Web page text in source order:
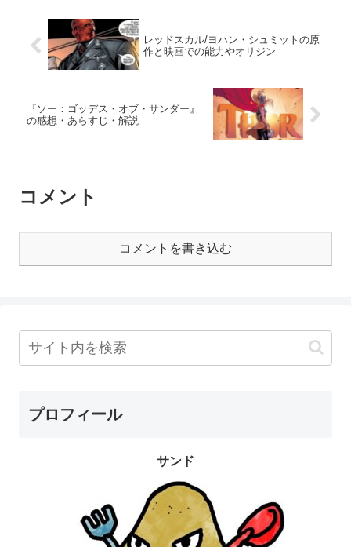
レッドスカル/ヨハン・シュミットの原
作と映画での能力やオリジン
『ソー：ゴッデス・オブ・サンダー』
の感想・あらすじ・解説
コメント
コメントを書き込む
プロフィール
サンド